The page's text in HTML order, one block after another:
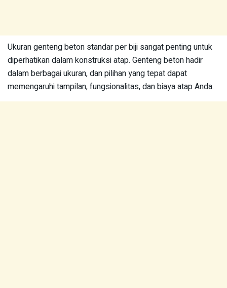
Ukuran genteng beton standar per biji sangat penting untuk
diperhatikan dalam konstruksi atap. Genteng beton hadir
dalam berbagai ukuran, dan pilihan yang tepat dapat
memengaruhi tampilan, fungsionalitas, dan biaya atap Anda.